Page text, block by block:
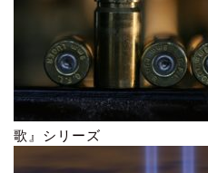
歌』シリーズ